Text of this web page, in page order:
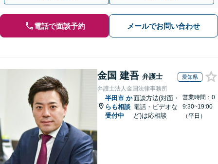
電話で面談予約 メールでお問い合わせ
金国 建吾 弁護士 愛知県
弁護士法人金国法律事務所
半田市 か
らも相談
受付中
面談方法(対面・
電話・ビデオな
ど)は応相談
営業時間：0
9:30~19:00
（平日）